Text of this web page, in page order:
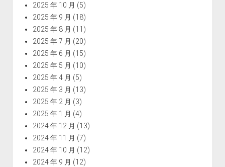
2025 年 10 月 (5)
2025 年 9 月 (18)
2025 年 8 月 (11)
2025 年 7 月 (20)
2025 年 6 月 (15)
2025 年 5 月 (10)
2025 年 4 月 (5)
2025 年 3 月 (13)
2025 年 2 月 (3)
2025 年 1 月 (4)
2024 年 12 月 (13)
2024 年 11 月 (7)
2024 年 10 月 (12)
2024 年 9 月 (12)